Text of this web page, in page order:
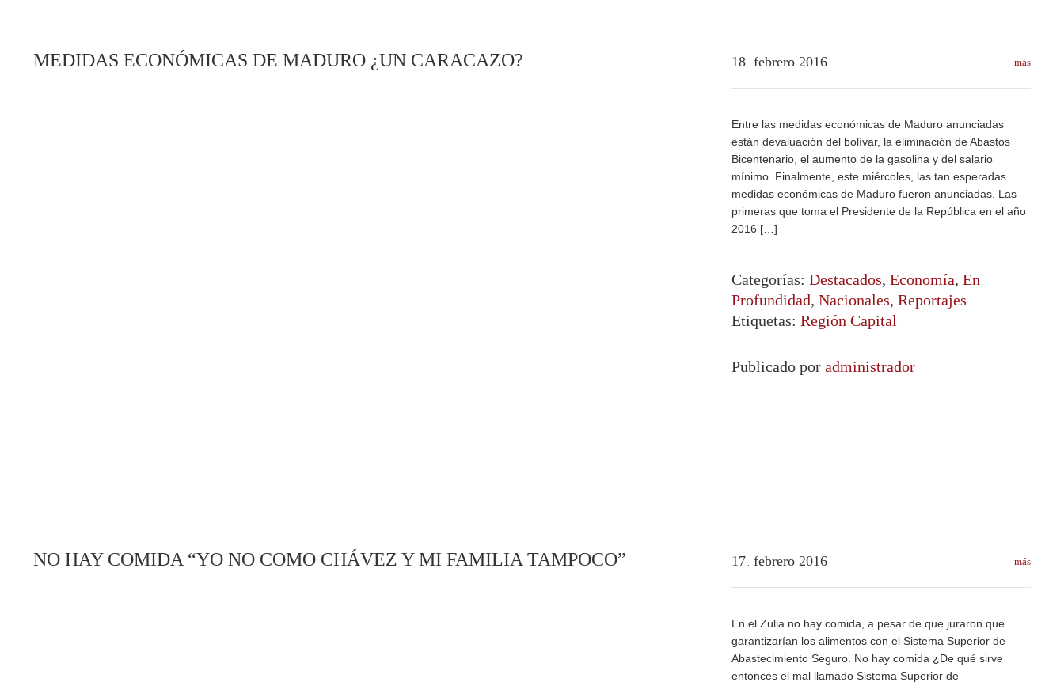
MEDIDAS ECONÓMICAS DE MADURO ¿UN CARACAZO? 18 febrero 2016
Entre las medidas económicas de Maduro anunciadas
están devaluación del bolívar, la eliminación de Abastos
Bicentenario, el aumento de la gasolina y del salario
mínimo. Finalmente, este miércoles, las tan esperadas
medidas económicas de Maduro fueron anunciadas. Las
primeras que toma el Presidente de la República en el año
2016 […]
más
Categorías: Destacados, Economía, En
Profundidad, Nacionales, Reportajes
Etiquetas: Región Capital
Publicado por administrador
NO HAY COMIDA “YO NO COMO CHÁVEZ Y MI FAMILIA TAMPOCO” 17 febrero 2016
En el Zulia no hay comida, a pesar de que juraron que
garantizarían los alimentos con el Sistema Superior de
Abastecimiento Seguro. No hay comida ¿De qué sirve
entonces el mal llamado Sistema Superior de
más